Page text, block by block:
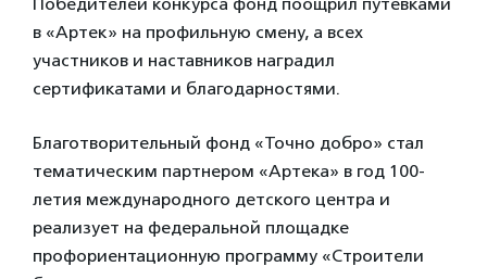
в «Артек» на профильную смену, а всех
участников и наставников наградил
сертификатами и благодарностями.
Благотворительный фонд «Точно добро» стал
тематическим партнером «Артека» в год 100-
летия международного детского центра и
реализует на федеральной площадке
профориентационную программу «Строители